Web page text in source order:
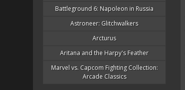
Battleground 6: Napoleon in Russia
Astroneer: Glitchwalkers
Arcturus
Aritana and the Harpy's Feather
Marvel vs. Capcom Fighting Collection:
Arcade Classics